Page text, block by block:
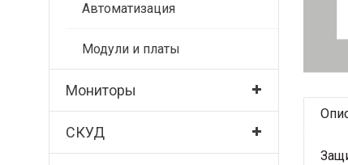
Автоматизация
Модули и платы
Мониторы
СКУД